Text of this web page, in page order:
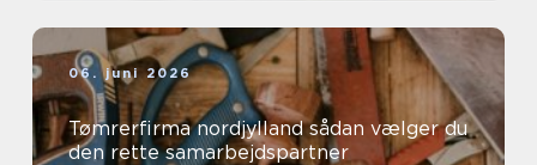
06. juni 2026
Tømrerfirma nordjylland sådan vælger du
den rette samarbejdspartner